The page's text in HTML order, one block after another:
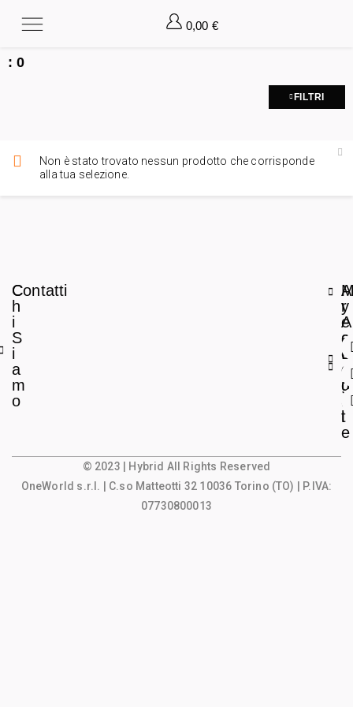
0,00 €
:0
FILTRI
Non è stato trovato nessun prodotto che corrisponde
alla tua selezione.
C
h
i
S
i
a
m
o
Contatti
A
r
e
a
L
e
g
l
e
y
A
c
c
o
u
t
© 2023 | Hybrid All Rights Reserved
OneWorld s.r.l.
| C.so Matteotti 32 10036 Torino (TO) | P.IVA:
07730800013